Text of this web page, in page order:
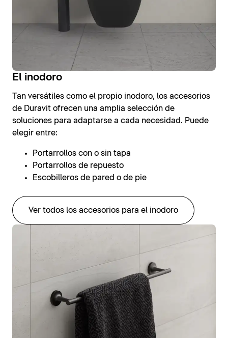
El inodoro
Tan versátiles como el propio inodoro, los accesorios
de Duravit ofrecen una amplia selección de
soluciones para adaptarse a cada necesidad. Puede
elegir entre:
Portarrollos con o sin tapa
Portarrollos de repuesto
Escobilleros de pared o de pie
Ver todos los accesorios para el inodoro